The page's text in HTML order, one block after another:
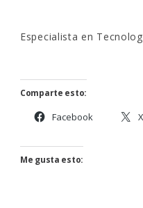
Especialista en
Comparte esto:
Facebook X
Me gusta esto: